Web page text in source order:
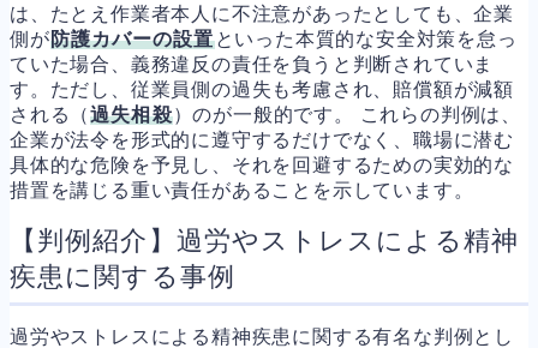
は、たとえ作業者本人に不注意があったとしても、企業
側が防護カバーの設置といった本質的な安全対策を怠っ
ていた場合、義務違反の責任を負うと判断されていま
す。ただし、従業員側の過失も考慮され、賠償額が減額
される（過失相殺）のが一般的です。 これらの判例は、
企業が法令を形式的に遵守するだけでなく、職場に潜む
具体的な危険を予見し、それを回避するための実効的な
措置を講じる重い責任があることを示しています。
【判例紹介】過労やストレスによる精神
疾患に関する事例
過労やストレスによる精神疾患に関する有名な判例とし